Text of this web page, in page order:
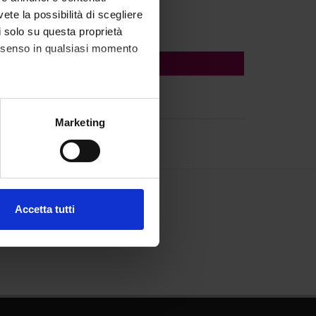
la possibilità di scegliere
su questa proprietà
in qualsiasi momento
metro,
che hai fornito loro o
Marketing
Accetta tutti